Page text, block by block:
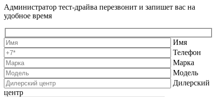
Администратор тест-драйва перезвонит и запишет вас на
удобное время
Имя
Телефон
Марка
Модель
Дилерский
центр